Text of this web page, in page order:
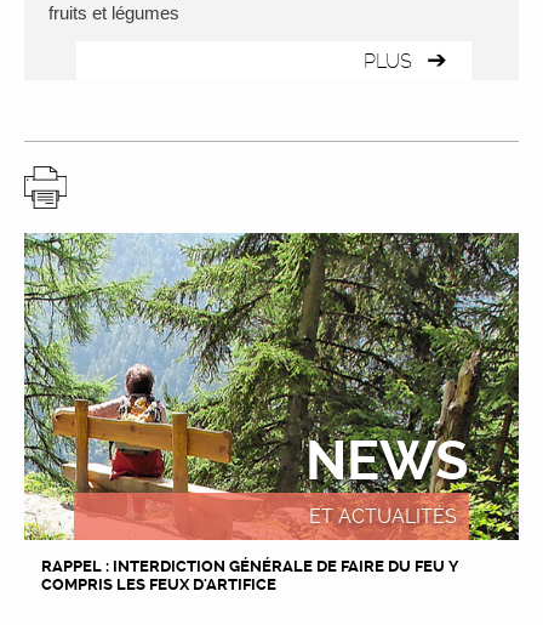
fruits et légumes
PLUS
NEWS
ET ACTUALITÉS
RAPPEL : INTERDICTION GÉNÉRALE DE FAIRE DU FEU Y
COMPRIS LES FEUX D'ARTIFICE